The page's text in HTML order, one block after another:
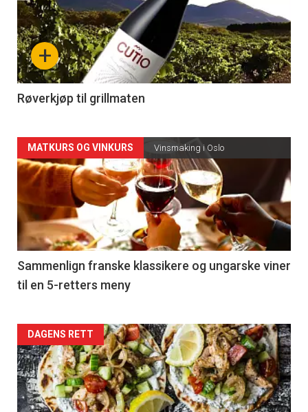
akkurat
nå
-
4
+
Røverkjøp til grillmaten
Forsiden
akkurat
nå
-
5
MATKURS OG VINKURS Vinsmaking i Oslo
Sammenlign franske klassikere og ungarske viner
til en 5-retters meny
Forsiden
akkurat
nå
DAGENS RETT